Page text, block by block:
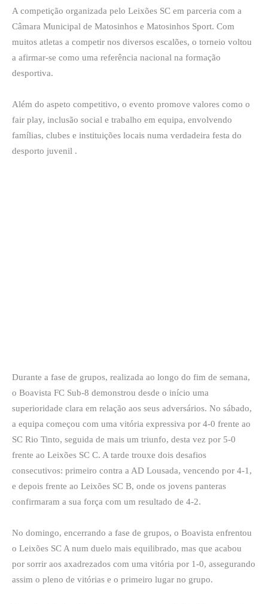
A competição organizada pelo Leixões SC em parceria com a
Câmara Municipal de Matosinhos e Matosinhos Sport. Com
muitos atletas a competir nos diversos escalões, o torneio voltou
a afirmar-se como uma referência nacional na formação
desportiva.
Além do aspeto competitivo, o evento promove valores como o
fair play, inclusão social e trabalho em equipa, envolvendo
famílias, clubes e instituições locais numa verdadeira festa do
desporto juvenil .
Durante a fase de grupos, realizada ao longo do fim de semana,
o Boavista FC Sub-8 demonstrou desde o início uma
superioridade clara em relação aos seus adversários. No sábado,
a equipa começou com uma vitória expressiva por 4-0 frente ao
SC Rio Tinto, seguida de mais um triunfo, desta vez por 5-0
frente ao Leixões SC C. A tarde trouxe dois desafios
consecutivos: primeiro contra a AD Lousada, vencendo por 4-1,
e depois frente ao Leixões SC B, onde os jovens panteras
confirmaram a sua força com um resultado de 4-2.
No domingo, encerrando a fase de grupos, o Boavista enfrentou
o Leixões SC A num duelo mais equilibrado, mas que acabou
por sorrir aos axadrezados com uma vitória por 1-0, assegurando
assim o pleno de vitórias e o primeiro lugar no grupo.